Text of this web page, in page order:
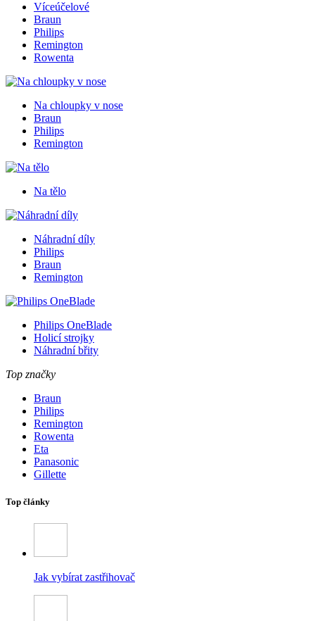
Víceúčelové
Braun
Philips
Remington
Rowenta
Na chloupky v nose
Braun
Philips
Remington
Na tělo
Náhradní díly
Philips
Braun
Remington
Philips OneBlade
Holicí strojky
Náhradní břity
Top značky
Braun
Philips
Remington
Rowenta
Eta
Panasonic
Gillette
Top články
Jak vybírat zastřihovač